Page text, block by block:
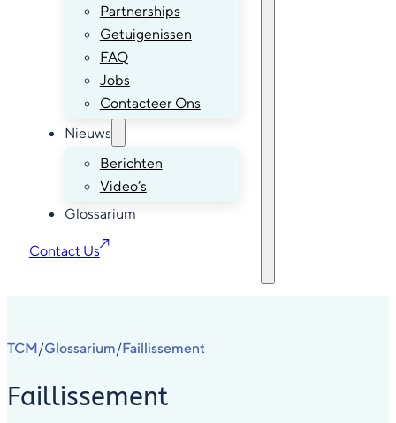
Partnerships
Getuigenissen
FAQ
Jobs
Contacteer Ons
Nieuws
Berichten
Video’s
Glossarium
Contact Us
TCM/Glossarium/Faillissement
Faillissement